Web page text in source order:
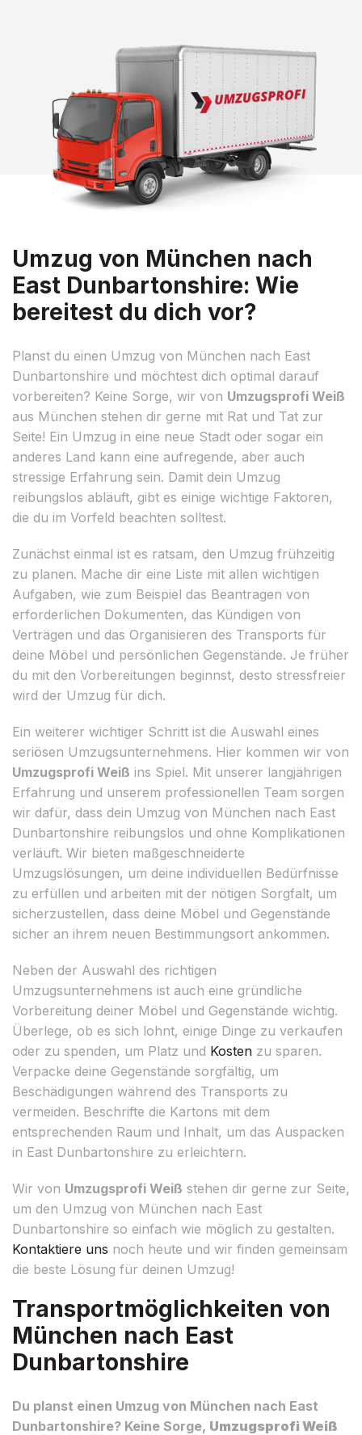
Umzug von München nach
East Dunbartonshire: Wie
bereitest du dich vor?
Planst du einen Umzug von München nach East
Dunbartonshire und möchtest dich optimal darauf
vorbereiten? Keine Sorge, wir von Umzugsprofi Weiß
aus München stehen dir gerne mit Rat und Tat zur
Seite! Ein Umzug in eine neue Stadt oder sogar ein
anderes Land kann eine aufregende, aber auch
stressige Erfahrung sein. Damit dein Umzug
reibungslos abläuft, gibt es einige wichtige Faktoren,
die du im Vorfeld beachten solltest.
Zunächst einmal ist es ratsam, den Umzug frühzeitig
zu planen. Mache dir eine Liste mit allen wichtigen
Aufgaben, wie zum Beispiel das Beantragen von
erforderlichen Dokumenten, das Kündigen von
Verträgen und das Organisieren des Transports für
deine Möbel und persönlichen Gegenstände. Je früher
du mit den Vorbereitungen beginnst, desto stressfreier
wird der Umzug für dich.
Ein weiterer wichtiger Schritt ist die Auswahl eines
seriösen Umzugsunternehmens. Hier kommen wir von
Umzugsprofi Weiß ins Spiel. Mit unserer langjährigen
Erfahrung und unserem professionellen Team sorgen
wir dafür, dass dein Umzug von München nach East
Dunbartonshire reibungslos und ohne Komplikationen
verläuft. Wir bieten maßgeschneiderte
Umzugslösungen, um deine individuellen Bedürfnisse
zu erfüllen und arbeiten mit der nötigen Sorgfalt, um
sicherzustellen, dass deine Möbel und Gegenstände
sicher an ihrem neuen Bestimmungsort ankommen.
Neben der Auswahl des richtigen
Umzugsunternehmens ist auch eine gründliche
Vorbereitung deiner Möbel und Gegenstände wichtig.
Überlege, ob es sich lohnt, einige Dinge zu verkaufen
oder zu spenden, um Platz und Kosten zu sparen.
Verpacke deine Gegenstände sorgfältig, um
Beschädigungen während des Transports zu
vermeiden. Beschrifte die Kartons mit dem
entsprechenden Raum und Inhalt, um das Auspacken
in East Dunbartonshire zu erleichtern.
Wir von Umzugsprofi Weiß stehen dir gerne zur Seite,
um den Umzug von München nach East
Dunbartonshire so einfach wie möglich zu gestalten.
Kontaktiere uns noch heute und wir finden gemeinsam
die beste Lösung für deinen Umzug!
Transportmöglichkeiten von
München nach East
Dunbartonshire
Du planst einen Umzug von München nach East
Dunbartonshire? Keine Sorge, Umzugsprofi Weiß